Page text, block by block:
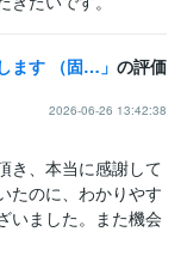
社会保険労務士が月額変更届手続きを代行します （固定給に変更があった場合の社会保険料変更のお手続きです） の評価
2026-06-26 13:42:38
き、本当に感謝して
たのに、わかりやす
いました。また機会